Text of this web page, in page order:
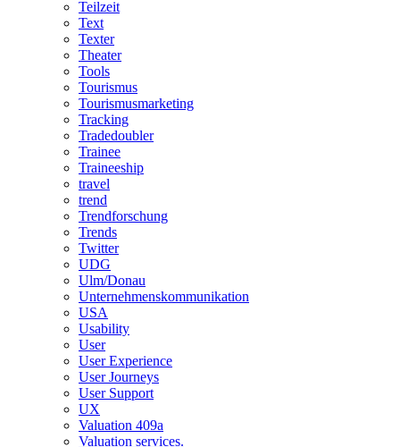
Teilzeit
Text
Texter
Theater
Tools
Tourismus
Tourismusmarketing
Tracking
Tradedoubler
Trainee
Traineeship
travel
trend
Trendforschung
Trends
Twitter
UDG
Ulm/Donau
Unternehmenskommunikation
USA
Usability
User
User Experience
User Journeys
User Support
UX
Valuation 409a
Valuation services.